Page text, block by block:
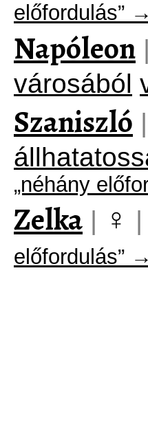
előfordulás” →
Napóleon |
városából
Szaniszló |
„néhány
Zelka | ♀ |
előfordulás” →